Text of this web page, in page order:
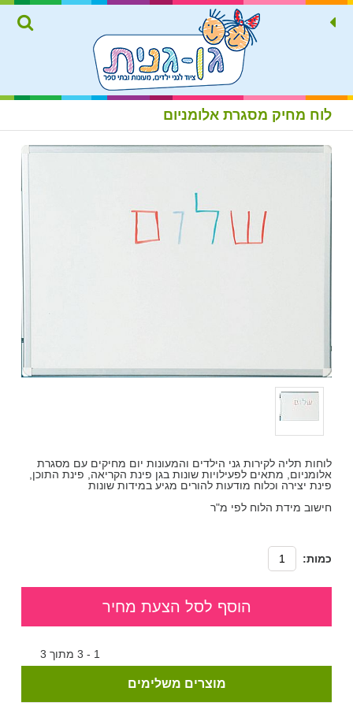
לוח מחיק מסגרת אלומניום
לוחות תליה לקירות גני הילדים והמעונות יום מחיקים עם מסגרת
אלומניום, מתאים לפעילויות שונות בגן פינת הקריאה, פינת התוכן,
פינת יצירה וכלוח מודעות להורים מגיע במידות שונות
חישוב מידת הלוח לפי מ"ר
כמות:
הוסף לסל הצעת מחיר
1 - 3 מתוך 3
מוצרים משלימים